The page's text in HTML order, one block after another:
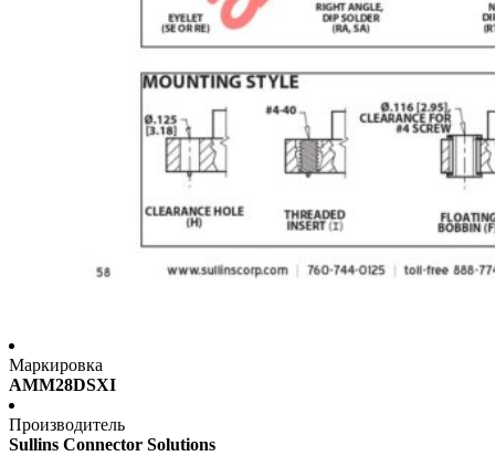
Маркировка
AMM28DSXI
Производитель
Sullins Connector Solutions